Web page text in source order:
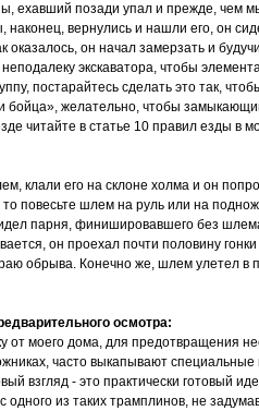
ехавший позади упал и прежде, чем
вернулись и нашли его, он
оказалось, он начал замерзать и
экскаватора, чтобы
постарайтесь сделать это так,
бойца», желательно, чтобы
читайте в статье 10 правил езды в
клали его на склоне холма и он
повесьте шлем на руль или на
парня, финишировавшего без
он проехал почти половину
обрыва. Конечно же, шлем улетел в
осмотра:
от моего дома, для предотвращения
часто выкапывают специальные
взгляд - это практически готовый
из таких трамплинов, не